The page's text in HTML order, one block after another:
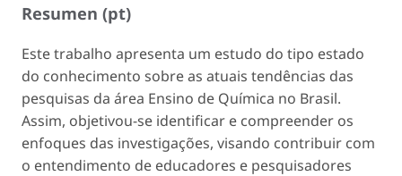
Resumen (pt)
Este trabalho apresenta um estudo do tipo estado
do conhecimento sobre as atuais tendências das
pesquisas da área Ensino de Química no Brasil.
Assim, objetivou-se identificar e compreender os
enfoques das investigações, visando contribuir com
o entendimento de educadores e pesquisadores